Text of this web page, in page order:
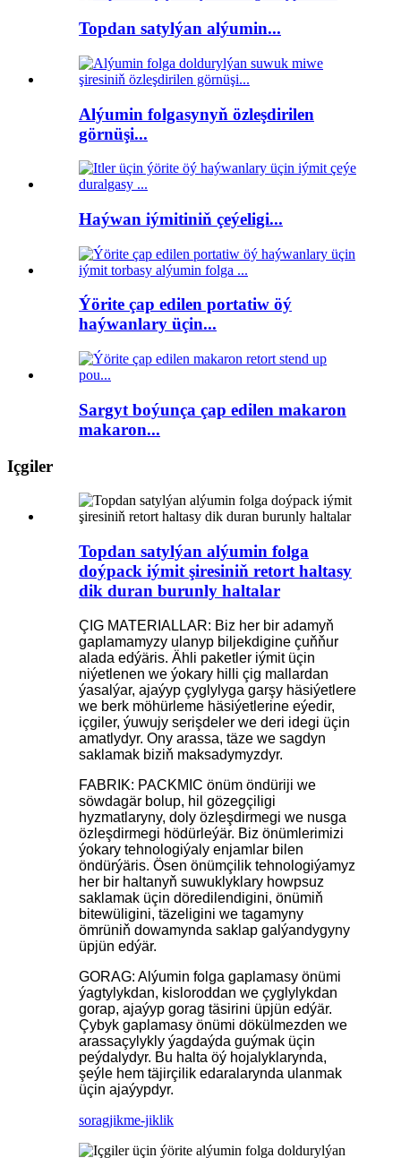
Topdan satylýan alýumin...
Alýumin folgasynyň özleşdirilen
görnüşi...
Haýwan iýmitiniň çeýeligi...
Ýörite çap edilen portatiw öý
haýwanlary üçin...
Sargyt boýunça çap edilen makaron
makaron...
Içgiler
Topdan satylýan alýumin folga
doýpack iýmit şiresiniň retort haltasy
dik duran burunly haltalar
ÇIG MATERIALLAR: Biz her bir adamyň
gaplamamyzy ulanyp biljekdigine çuňňur
alada edýäris. Ähli paketler iýmit üçin
niýetlenen we ýokary hilli çig mallardan
ýasalýar, ajaýyp çyglylyga garşy häsiýetlere
we berk möhürleme häsiýetlerine eýedir,
içgiler, ýuwujy serişdeler we deri idegi üçin
amatlydyr. Ony arassa, täze we sagdyn
saklamak biziň maksadymyzdyr.
FABRIK: PACKMIC önüm öndüriji we
söwdagär bolup, hil gözegçiligi
hyzmatlaryny, doly özleşdirmegi we nusga
özleşdirmegi hödürleýär. Biz önümlerimizi
ýokary tehnologiýaly enjamlar bilen
öndürýäris. Ösen önümçilik tehnologiýamyz
her bir haltanyň suwuklyklary howpsuz
saklamak üçin döredilendigini, önümiň
bitewüligini, täzeligini we tagamyny
ömrüniň dowamynda saklap galýandygyny
üpjün edýär.
GORAG: Alýumin folga gaplamasy önümi
ýagtylykdan, kisloroddan we çyglylykdan
gorap, ajaýyp gorag täsirini üpjün edýär.
Çybyk gaplamasy önümi dökülmezden we
arassaçylykly ýagdaýda guýmak üçin
peýdalydyr. Bu halta öý hojalyklarynda,
şeýle hem täjirçilik edaralarynda ulanmak
üçin ajaýypdyr.
soragjikme-jiklik